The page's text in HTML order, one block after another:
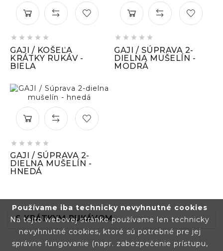
Používame iba technicky nevyhnutné cookies
Na tejto webovej stránke používame len technicky
nevyhnutné cookies, ktoré sú potrebné pre jej
správne fungovanie (napr. zabezpečenie prístupu,
    
GAJI / KOŠEĽA
KRÁTKY RUKÁV -
BIELA
    
GAJI / SÚPRAVA 2-
DIELNA MUŠELÍN -
MODRÁ
    
GAJI / SÚPRAVA 2-
DIELNA MUŠELÍN -
HNEDÁ
S KRÁTKYM RUKÁVOM